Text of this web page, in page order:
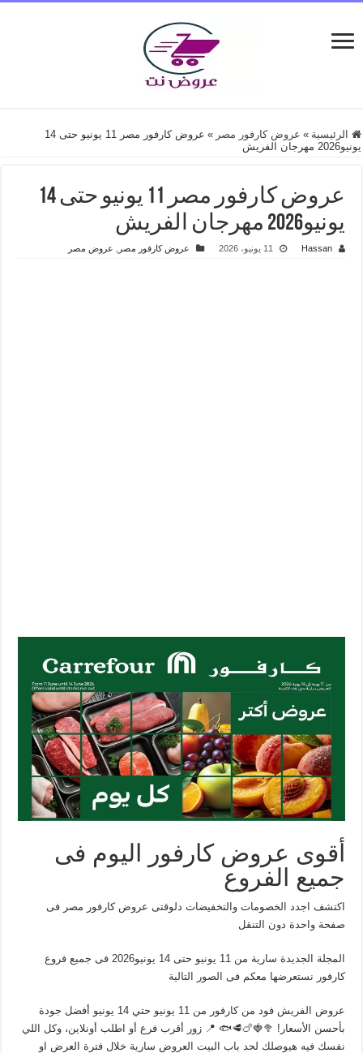
الرئيسية » عروض كارفور مصر »
عروض كارفور مصر 11 يونيو حتى 14
يونيو2026 مهرجان الفريش
عروض كارفور مصر 11 يونيو حتى 14
يونيو2026 مهرجان الفريش
Hassan 11 يونيو، 2026 عروض كارفور مصر عروض مصر
أقوى عروض كارفور اليوم فى
جميع الفروع
اكتشف اجدد الخصومات والتخفيضات دلوقتى عروض كارفور مصر فى
صفحة واحدة دون التنقل
المجلة الجديدة سارية من 11 يونيو حتى 14 يونيو2026 فى جميع فروع
كارفور نستعرضها معكم فى الصور التالية
عروض الفريش فود من كارفور من 11 يونيو حتي 14 يونيو أفضل جودة
بأحسن الأسعار! 🥦🍓🍗🥩🐟 📍 زور أقرب فرع أو اطلب أونلاين، وكل اللي
نفسك فيه هيوصلك لحد باب البيت العروض سارية خلال فترة العرض او